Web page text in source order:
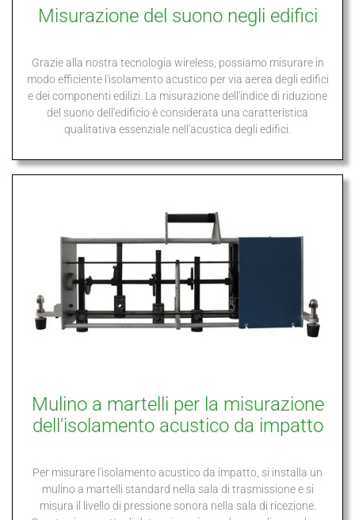
Misurazione del suono negli edifici
Grazie alla nostra tecnologia wireless, possiamo misurare in
modo efficiente l'isolamento acustico per via aerea degli edifici
e dei componenti edilizi. La misurazione dell'indice di riduzione
del suono dell'edificio è considerata una caratteristica
qualitativa essenziale nell'acustica degli edifici.
Mulino a martelli per la misurazione
dell'isolamento acustico da impatto
Per misurare l'isolamento acustico da impatto, si installa un
mulino a martelli standard nella sala di trasmissione e si
misura il livello di pressione sonora nella sala di ricezione.